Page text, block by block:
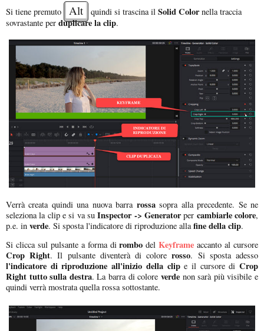
Si tiene premuto Alt quindi si trascina il Solid Colornella traccia
sovrastante per duplicare la clip.
Verrà creata quindi una nuova barra rossasopra alla precedente. Se ne
seleziona la clip e si va suInspector -> Generatorper cambiarle colore,
p.e. in verde. Si sposta l'indicatore di riproduzione allafine della clip.
Si clicca sul pulsante a forma dirombo delKeyframe accanto al cursore
Crop Right. Il pulsante diventerà di colorerosso. Si sposta adesso
l'indicatore di riproduzione all'inizio della clipe il cursore di Crop
Right tutto sulla destra. La barra di colore verdenon sarà più visibile e
quindi verrà mostrata quella rossa sottostante.